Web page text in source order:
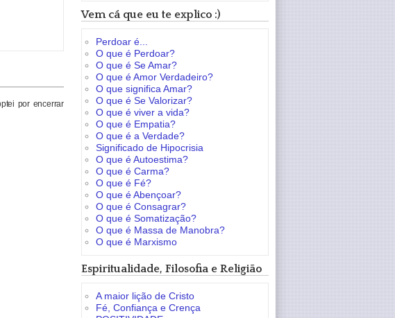
por encerrar
Vem cá que eu te explico :)
Perdoar é...
O que é Perdoar?
O que é Se Amar?
O que é Amor Verdadeiro?
O que significa Amar?
O que é Se Valorizar?
O que é viver a vida?
O que é Empatia?
O que é a Verdade?
Significado de Hipocrisia
O que é Autoestima?
O que é Carma?
O que é Fé?
O que é Abençoar?
O que é Consagrar?
O que é Somatização?
O que é Massa de Manobra?
O que é Marxismo
Espiritualidade, Filosofia e Religião
A maior lição de Cristo
Fé, Confiança e Crença